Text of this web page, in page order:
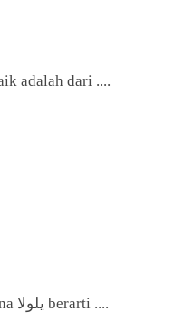
adalah dari ....
10. Allah memiliki asmaul husna يلولا berarti ....